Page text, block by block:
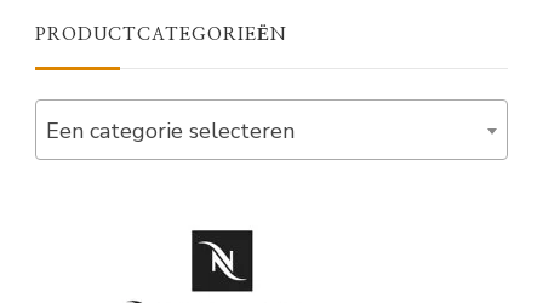
PRODUCTCATEGORIEËN
Een categorie selecteren